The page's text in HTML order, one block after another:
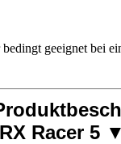
geeignet bei
RX Racer 5